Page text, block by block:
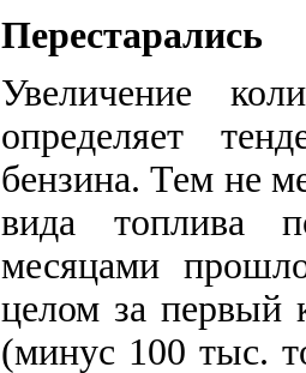
Перестарались
Увеличение
определяет
бензина. Тем не
вида топлива
месяцами
целом за первый
(минус 100 тыс.